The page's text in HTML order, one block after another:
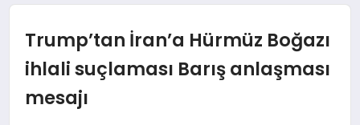
DÜNYA
EĞITIM
Trump’tan İran’a Hürmüz Boğazı
ihlali suçlaması Barış anlaşması
mesajı